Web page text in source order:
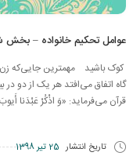
عوامل تحکیم خانواده –
کوک باشید مهمترین جایی‌که زن
گاه اتفاق می‌افتد هر یک از دو در
قرآن می‌فرماید: «وَ اذْكُرْ عَبْدَنا
تاریخ انتشار 25 تیر 1398